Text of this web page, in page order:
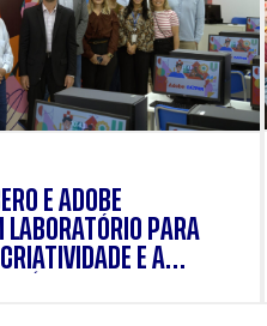
E ADOBE
LABORATÓRIO PARA
E A